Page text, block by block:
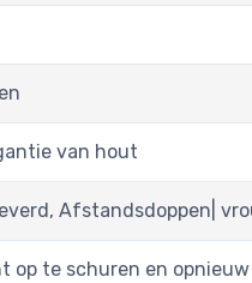
van hout
Afstandsdoppen|
op te schuren en